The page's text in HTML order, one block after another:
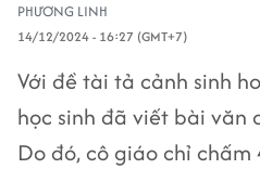
PHƯƠNG LINH
14/12/2024 - 16:27 (GMT+7)
Với đề tài tả cảnh sinh
học sinh đã viết bài văn
Do đó, cô giáo chỉ